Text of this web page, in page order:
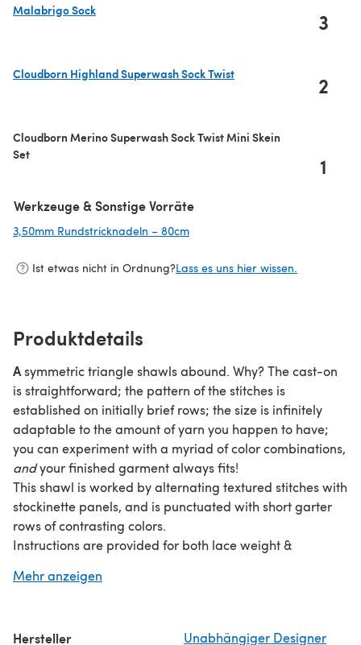
Malabrigo Sock
3
Cloudborn Highland Superwash Sock Twist
2
Cloudborn Merino Superwash Sock Twist Mini Skein
Set
1
Werkzeuge & Sonstige Vorräte
3,50mm Rundstricknadeln – 80cm
Ist etwas nicht in Ordnung?Lass es uns hier wissen.
Produktdetails
Asymmetric triangle shawls abound. Why? The cast-on
is straightforward; the pattern of the stitches is
established on initially brief rows; the size is infinitely
adaptable to the amount of yarn you happen to have;
you can experiment with a myriad of color combinations,
andyour finished garment always fits!
This shawl is worked by alternating textured stitches with
stockinette panels, and is punctuated with short garter
rows of contrasting colors.
Instructions are provided for both lace weight &
wingspan of 58” & a depth of 24”.
turning technique you are comfortable with when
Mehr anzeigen
Hersteller Unabhängiger Designer